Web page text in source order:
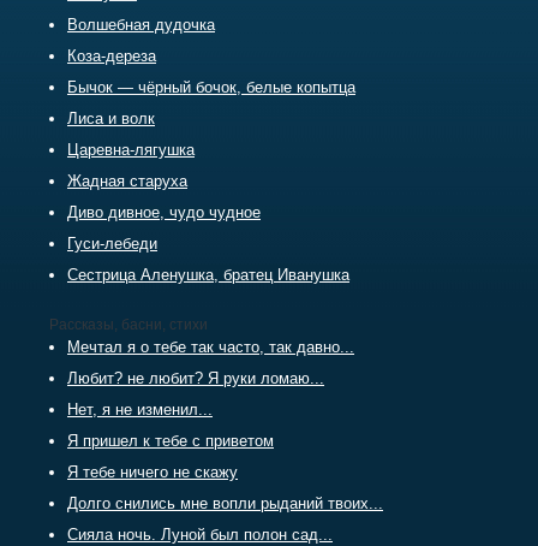
Волшебная дудочка
Коза-дереза
Бычок — чёрный бочок, белые копытца
Лиса и волк
Царевна-лягушка
Жадная старуха
Диво дивное, чудо чудное
Гуси-лебеди
Сестрица Аленушка, братец Иванушка
Рассказы, басни, стихи
Мечтал я о тебе так часто, так давно...
Любит? не любит? Я руки ломаю...
Нет, я не изменил...
Я пришел к тебе с приветом
Я тебе ничего не скажу
Долго снились мне вопли рыданий твоих...
Сияла ночь. Луной был полон сад...